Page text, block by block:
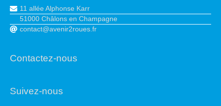
11 allée Alphonse Karr
51000 Châlons en Champagne
contact@avenir2roues.fr
Contactez-nous
Suivez-nous